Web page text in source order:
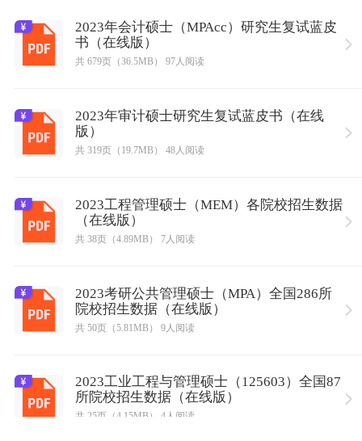
2023年会计硕士（MPAcc）研究生复试蓝皮
书（在线版）
共 679页（36.5MB） 97人阅读
2023年审计硕士研究生复试蓝皮书（在线
版）
共 319页（19.7MB） 48人阅读
2023工程管理硕士（MEM）各院校招生数据
（在线版）
共 38页（4.89MB） 7人阅读
2023考研公共管理硕士（MPA）全国286所
院校招生数据（在线版）
共 50页（5.81MB） 9人阅读
2023工业工程与管理硕士（125603）全国87
所院校招生数据（在线版）
共 25页（4.15MB） 4人阅读